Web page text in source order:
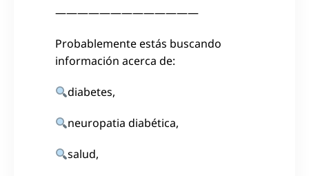
—————————————
Probablemente estás buscando
información acerca de:
diabetes,
neuropatia diabética,
salud,